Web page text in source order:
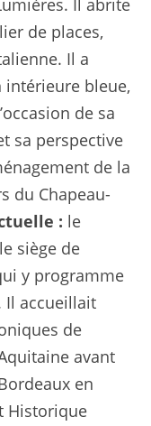
Il abrite
de places,
Il a
bleue,
de sa
sa perspective
de la
du Chapeau-
: le
siège de
y programme
Il accueillait
de
avant
en
Historique